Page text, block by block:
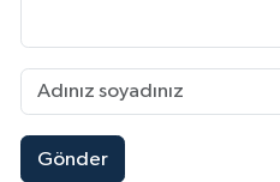
Gönder